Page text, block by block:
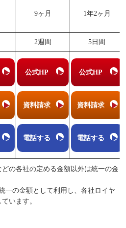
9ヶ月 1年2ヶ月
2週間 5日間
公式HP
資料請求
電話する
公式HP
資料請求
電話する
の各社の定める金額以外は統一の金
一の金額として利用し、各社ロイヤ
います。